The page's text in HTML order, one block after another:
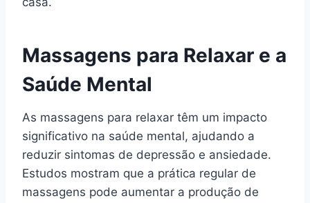
Massagens para Relaxar e a
Saúde Mental
As massagens para relaxar têm um impacto
significativo na saúde mental, ajudando a
reduzir sintomas de depressão e ansiedade.
Estudos mostram que a prática regular de
massagens pode aumentar a produção de